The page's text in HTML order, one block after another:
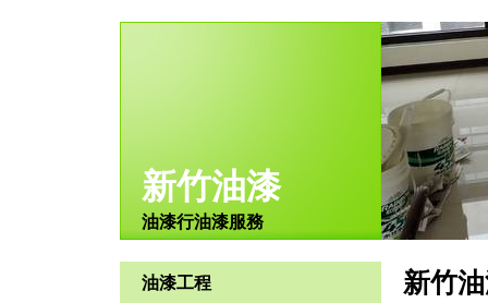
新竹油漆
油漆行油漆服務
油漆工程
新竹